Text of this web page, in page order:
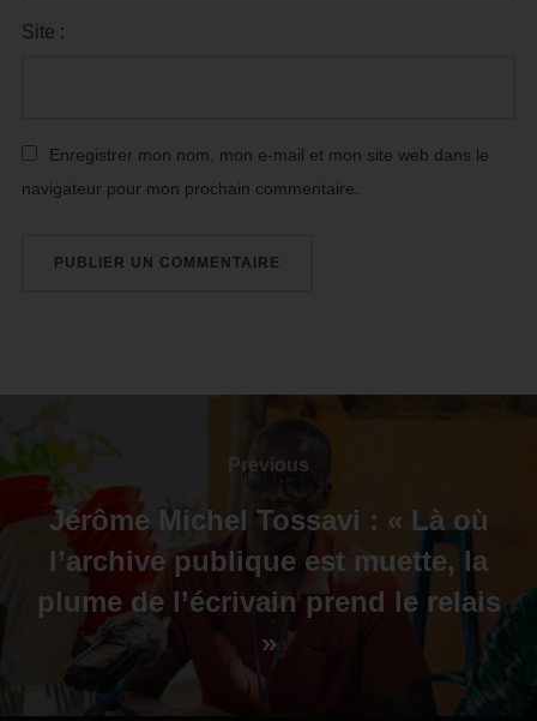
Site :
Enregistrer mon nom, mon e-mail et mon site web dans le
navigateur pour mon prochain commentaire.
Previous
Jérôme Michel Tossavi : « Là où
l’archive publique est muette, la
plume de l’écrivain prend le relais
»